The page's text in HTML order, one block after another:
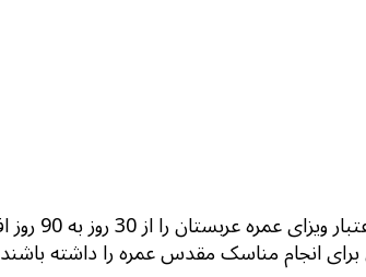
قوانین
انجام مناسک مقدس عمره را داشته